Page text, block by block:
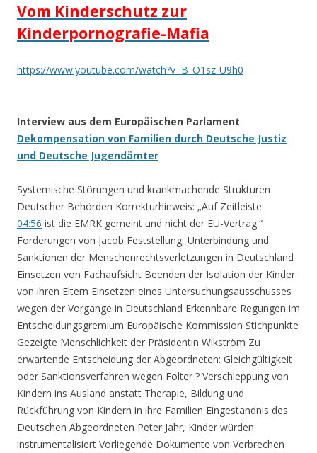
Vom Kinderschutz zur
Kinderpornografie-Mafia
https://www.youtube.com/watch?v=B_O1sz-U9h0
Interview aus dem Europäischen Parlament
Dekompensation von Familien durch Deutsche Justiz
und Deutsche Jugendämter
Systemische Störungen und krankmachende Strukturen
Deutscher Behörden Korrekturhinweis: „Auf Zeitleiste
04:56 ist die EMRK gemeint und nicht der EU-Vertrag.“
Forderungen von Jacob Feststellung, Unterbindung und
Sanktionen der Menschenrechtsverletzungen in Deutschland
Einsetzen von Fachaufsicht Beenden der Isolation der Kinder
von ihren Eltern Einsetzen eines Untersuchungsausschusses
wegen der Vorgänge in Deutschland Erkennbare Regungen im
Entscheidungsgremium Europäische Kommission Stichpunkte
Gezeigte Menschlichkeit der Präsidentin Wikström Zu
erwartende Entscheidung der Abgeordneten: Gleichgültigkeit
oder Sanktionsverfahren wegen Folter ? Verschleppung von
Kindern ins Ausland anstatt Therapie, Bildung und
Rückführung von Kindern in ihre Familien Eingeständnis des
Deutschen Abgeordneten Peter Jahr, Kinder würden
instrumentalisiert Vorliegende Dokumente von Verbrechen